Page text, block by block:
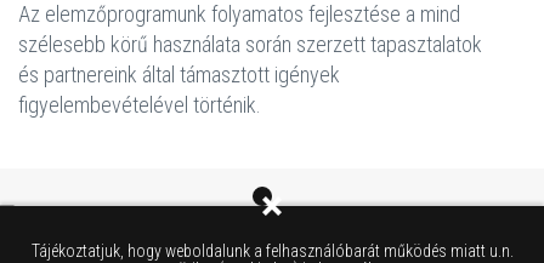
Tájékoztatjuk, hogy weboldalunk a felhasználóbarát működés miatt u.n.
Az elemzőprogramunk folyamatos fejlesztése a mind
szélesebb körű használata során szerzett tapasztalatok
és partnereink által támasztott igények
figyelembevételével történik.